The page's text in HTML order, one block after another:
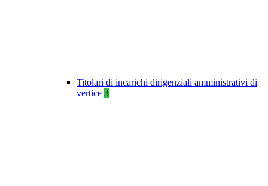
Titolari di incarichi dirigenziali amministrativi di
vertice 3